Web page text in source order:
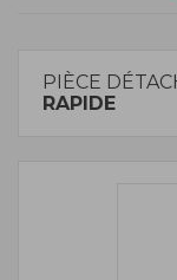
PIÈCE
RAPIDE